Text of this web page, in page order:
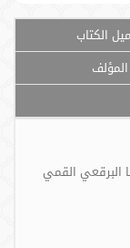
الكتاب
المؤلف
البرقعي القمي